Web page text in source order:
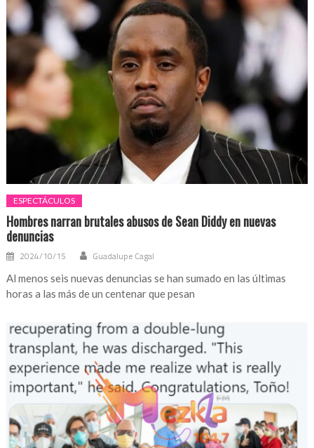
ESPECTÁCULOS
Hombres narran brutales abusos de Sean Diddy en nuevas
denuncias
2024/10/15 Guadalupe Cagal
Al menos seis nuevas denuncias se han sumado en las últimas
horas a las más de un centenar que pesan